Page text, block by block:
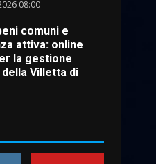
08:00
comuni e
attiva: online
la gestione
Villetta di
06:20
de “L’Albergo
Il rapimento”